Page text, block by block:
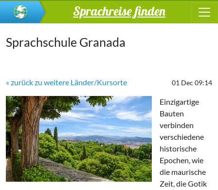
Sprachreise finden
Sprachschule Granada
01 Dec 09:14
« zurück zu weitere Länder/Kursorte
Einzigartige
Bauten
verbinden
verschiedene
historische
Epochen, wie
die maurische
Zeit, die Gotik